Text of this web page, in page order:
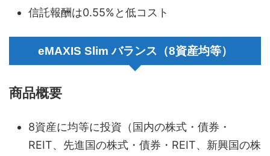
信託報酬は0.55%と低コスト
eMAXIS Slim バランス（8資産均等）
商品概要
8資産に均等に投資（国内の株式・債券・
REIT、先進国の株式・債券・REIT、新興国の株